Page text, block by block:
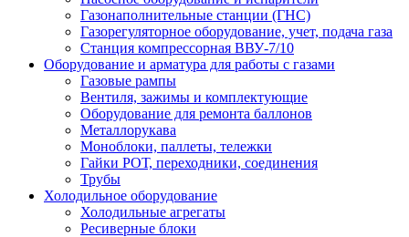
Газонаполнительные станции (ГНС)
Газорегуляторное оборудование, учет, подача газа
Станция компрессорная ВВУ-7/10
Оборудование и арматура для работы с газами
Газовые рампы
Вентиля, зажимы и комплектующие
Оборудование для ремонта баллонов
Металлорукава
Моноблоки, паллеты, тележки
Гайки РОТ, переходники, соединения
Трубы
Холодильное оборудование
Холодильные агрегаты
Ресиверные блоки